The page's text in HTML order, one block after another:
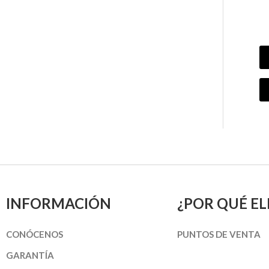
INFORMACIÓN
CONÓCENOS
GARANTÍA
¿POR QUÉ
PUNTOS DE VENTA